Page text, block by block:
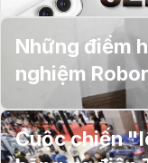
Những điểm
nghiệm
Cuộc chiến